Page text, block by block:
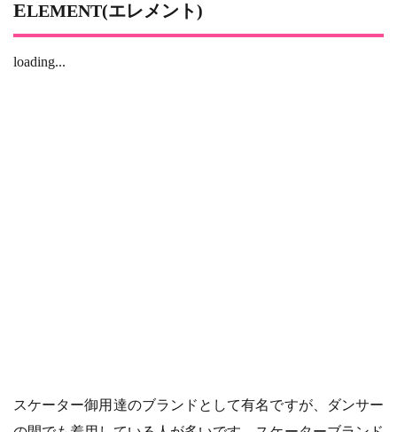
ELEMENT(エレメント)
loading...
スケーター御用達のブランドとして有名ですが、ダンサー